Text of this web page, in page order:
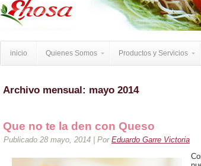
inicio Quienes Somos Productos y Servicios
Archivo mensual: mayo 2014
Que no te la den con Queso
Publicado 28 mayo, 2014 Por Eduardo Garre Victoria